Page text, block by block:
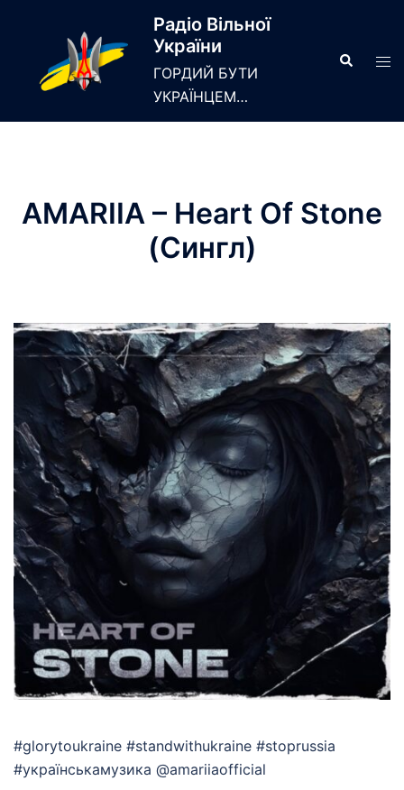
Радіо Вільної
України
ГОРДИЙ БУТИ
УКРАЇНЦЕМ…
Search
AMARIIA – Heart Of Stone
(Сингл)
#glorytoukraine #standwithukraine #stoprussia
#українськамузика @amariiaofficial